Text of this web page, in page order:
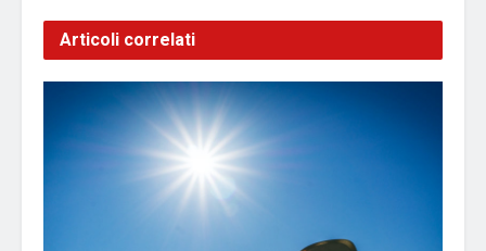
Articoli correlati